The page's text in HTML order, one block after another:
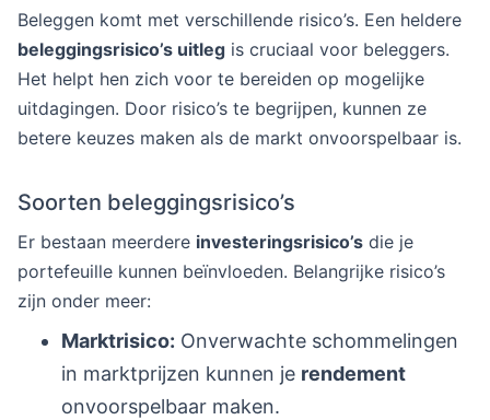
Beleggen komt met verschillende risico’s. Een heldere
beleggingsrisico’s uitleg is cruciaal voor beleggers.
Het helpt hen zich voor te bereiden op mogelijke
uitdagingen. Door risico’s te begrijpen, kunnen ze
betere keuzes maken als de markt onvoorspelbaar is.
Soorten beleggingsrisico’s
Er bestaan meerdere investeringsrisico’s die je
portefeuille kunnen beïnvloeden. Belangrijke risico’s
zijn onder meer:
Marktrisico: Onverwachte schommelingen
in marktprijzen kunnen je rendement
onvoorspelbaar maken.